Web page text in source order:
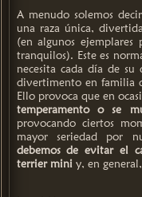
A menudo solemos
una raza única,
(en algunos ejemplares
tranquilos). Este es
necesita cada día de
divertimento en familia
Ello provoca que en
temperamento o se
provocando ciertos
mayor seriedad por
debemos de evitar el
terrier mini y, en